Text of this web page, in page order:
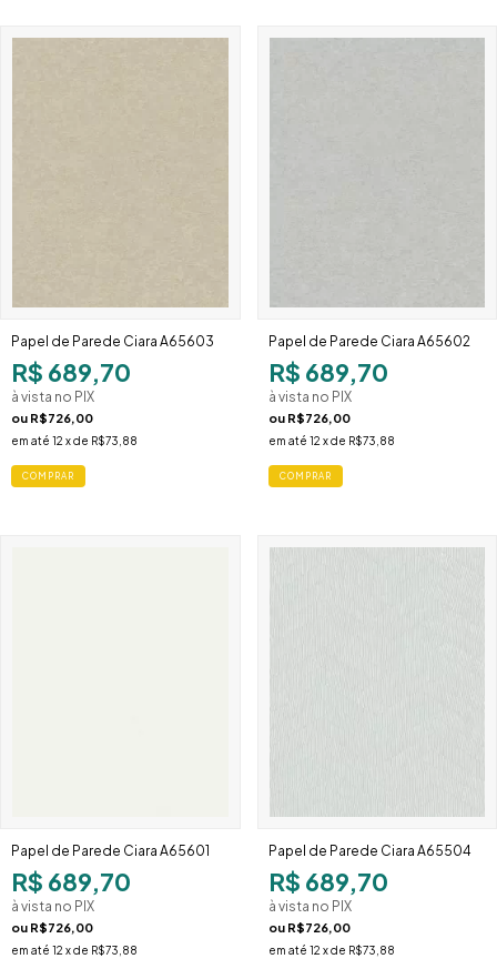
Papel de Parede Ciara A65603
R$ 689,70
à vista no PIX
ou R$726,00
em até 12 x de R$73,88
Papel de Parede Ciara A65602
R$ 689,70
à vista no PIX
ou R$726,00
em até 12 x de R$73,88
Papel de Parede Ciara A65601
R$ 689,70
à vista no PIX
ou R$726,00
em até 12 x de R$73,88
Papel de Parede Ciara A65504
R$ 689,70
à vista no PIX
ou R$726,00
em até 12 x de R$73,88